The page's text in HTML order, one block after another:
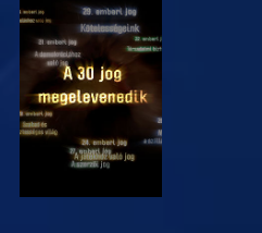
MŰSORNÉZÉS